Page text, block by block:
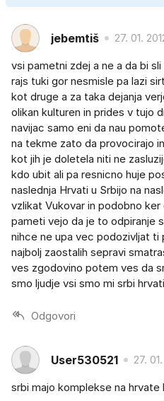
jebemtiš 27. 01.
vsi pametni zdej a ne a da bi
rajs tuki gor nesmisle pa lazi
kot druge a za taka dejanja
olikan kulturen in prides v tujo
navijac samo eni da nau
na tekme zato da provocirajo
kot jih je doletela niti ne
kdo ubit ali pa resnicno huje
naslednja Hrvati u Srbijo na
vzlikat Vukovar in podobno
pameti vejo da je to odpiranje
nihce ne upa vec podozivljat ti
najbolj zaostalih sepravi
ves zgodovino potem ves da
smo ljudje vsi smo mi srbi
Odgovori
User530521 27.
srbi majo komplekse na hrvate